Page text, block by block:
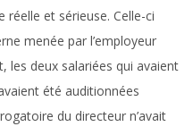
réelle et sérieuse. Celle-ci
menée par l’employeur
les deux salariées qui avaient
été auditionnées
du directeur n’avait